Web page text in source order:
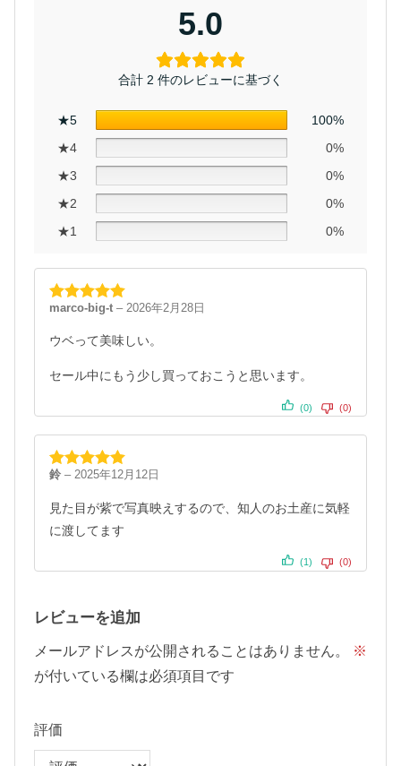
5.0
合計 2 件のレビューに基づく
★5
100%
★4
0%
★3
0%
★2
0%
★1
0%
5段階中5の
marco-big-t – 2026年2月28日
ウベって美味しい。
セール中にもう少し買っておこうと思います。
(0) (0)
5段階中5の
鈴 – 2025年12月12日
見た目が紫で写真映えするので、知人のお土産に気軽
に渡してます
(1) (0)
レビューを追加
メールアドレスが公開されることはありません。
※
が付いている欄は必須項目です
評価